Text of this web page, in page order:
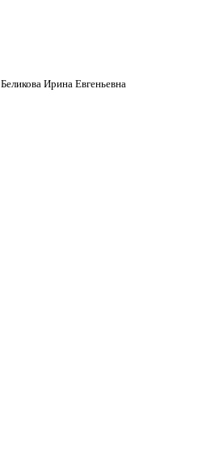
Беликова Ирина Евгеньевна